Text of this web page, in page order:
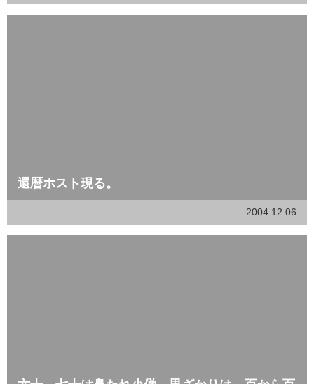
還暦ホスト現る。
2004.12.06